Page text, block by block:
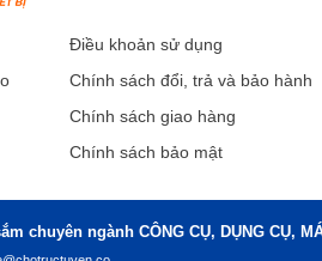
Điều khoản sử dụng
Chính sách đổi, trả và bảo hành
Chính sách giao hàng
Chính sách bảo mật
chuyên ngành CÔNG CỤ, DỤNG CỤ,